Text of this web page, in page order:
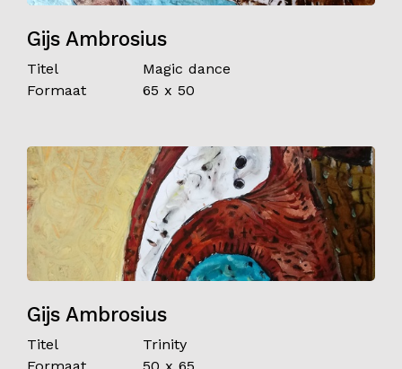
Gijs Ambrosius
Titel
Magic dance
Formaat
65 x 50
Gijs Ambrosius
Titel
Trinity